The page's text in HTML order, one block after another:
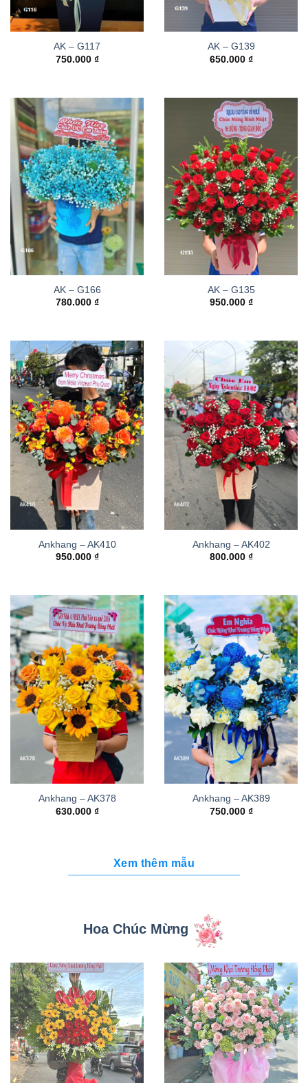
AK – G117
750.000 ₫
AK – G139
650.000 ₫
AK – G166
780.000 ₫
AK – G135
950.000 ₫
Ankhang – AK410
950.000 ₫
Ankhang – AK402
800.000 ₫
Ankhang – AK378
630.000 ₫
Ankhang – AK389
750.000 ₫
Xem thêm mẫu
Hoa Chúc Mừng